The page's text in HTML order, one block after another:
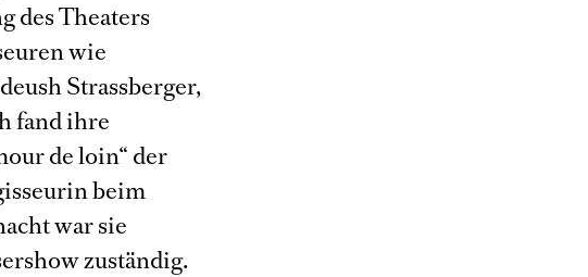
des Theaters
wie
Strassberger,
fand ihre
de loin“ der
beim
war sie
zuständig.